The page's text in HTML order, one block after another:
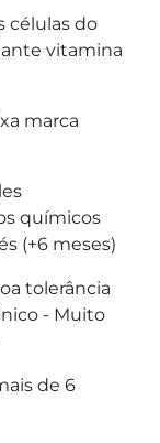
células do
vitamina
marca
químicos
(+6 meses)
tolerância
- Muito
de 6